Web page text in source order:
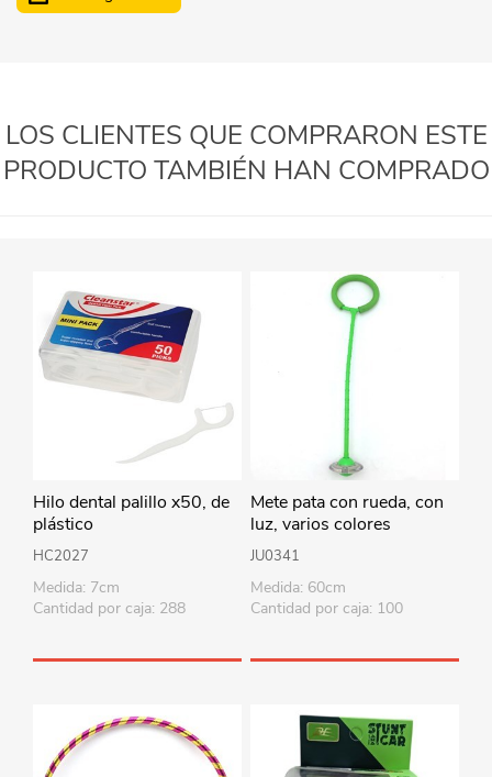
LOS CLIENTES QUE COMPRARON ESTE
PRODUCTO TAMBIÉN HAN COMPRADO
Hilo dental palillo x50, de
plástico
HC2027
Medida: 7cm
Cantidad por caja: 288
Mete pata con rueda, con
luz, varios colores
JU0341
Medida: 60cm
Cantidad por caja: 100